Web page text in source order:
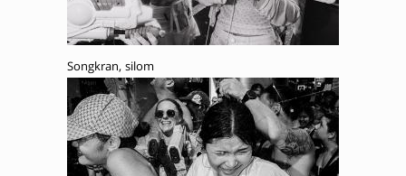
Songkran, silom